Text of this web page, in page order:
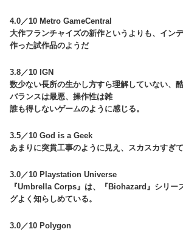
4.0／10 Metro GameCentral
大作フランチャイズの新作というよりも、イン
作った試作品のようだ
3.8／10 IGN
数少ない長所の生かし方すら理解していない、
バランスは最悪、操作性は雑
誰も得しないゲームのように感じる。
3.5／10 God is a Geek
あまりに突貫工事のように見え、スカスカすぎ
3.0／10 Playstation Universe
『Umbrella Corps』は、『Biohazard』シリー
グよく知らしめている。
3.0／10 Polygon